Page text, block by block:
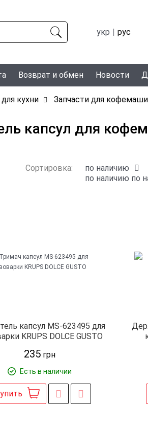
укр рус
Возврат и обмен Новости
кухни Запчасти для
капсул для
Сортировка:
по наличию
по наличию по
капсул MS-623495 для
KRUPS DOLCE GUSTO
235грн
Есть в наличии